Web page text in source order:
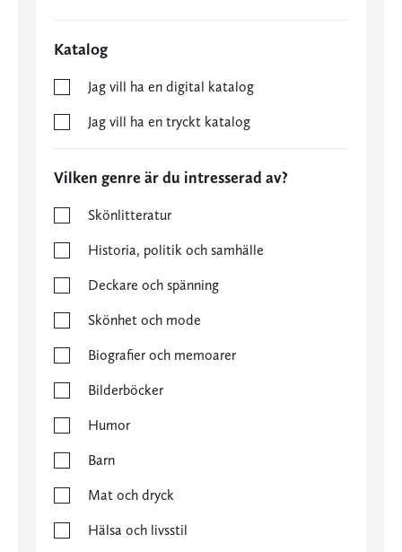
Katalog
Jag vill ha en digital katalog
Jag vill ha en tryckt katalog
Vilken genre är du intresserad av?
Skönlitteratur
Historia, politik och samhälle
Deckare och spänning
Skönhet och mode
Biografier och memoarer
Bilderböcker
Humor
Barn
Mat och dryck
Hälsa och livsstil